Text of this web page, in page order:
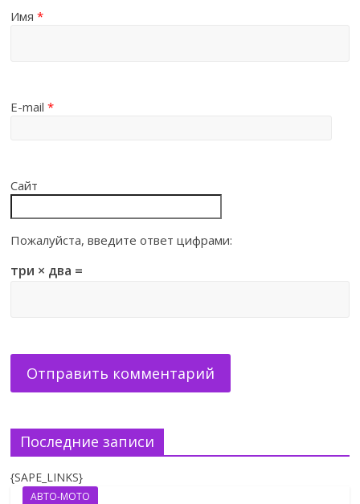
Имя*
E-mail*
Сайт
Пожалуйста, введите ответ цифрами:
три × два =
Последние записи
{SAPE_LINKS}
АВТО-МОТО